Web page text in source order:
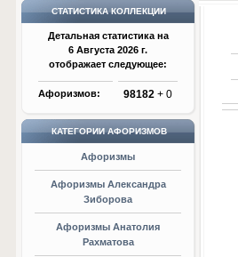
СТАТИСТИКА КОЛЛЕКЦИИ
Детальная статистика на
6 Августа 2026 г.
отображает следующее:
Афоризмов: 98182 + 0
КАТЕГОРИИ АФОРИЗМОВ
Афоризмы
Афоризмы Александра
Зиборова
Афоризмы Анатолия
Рахматова